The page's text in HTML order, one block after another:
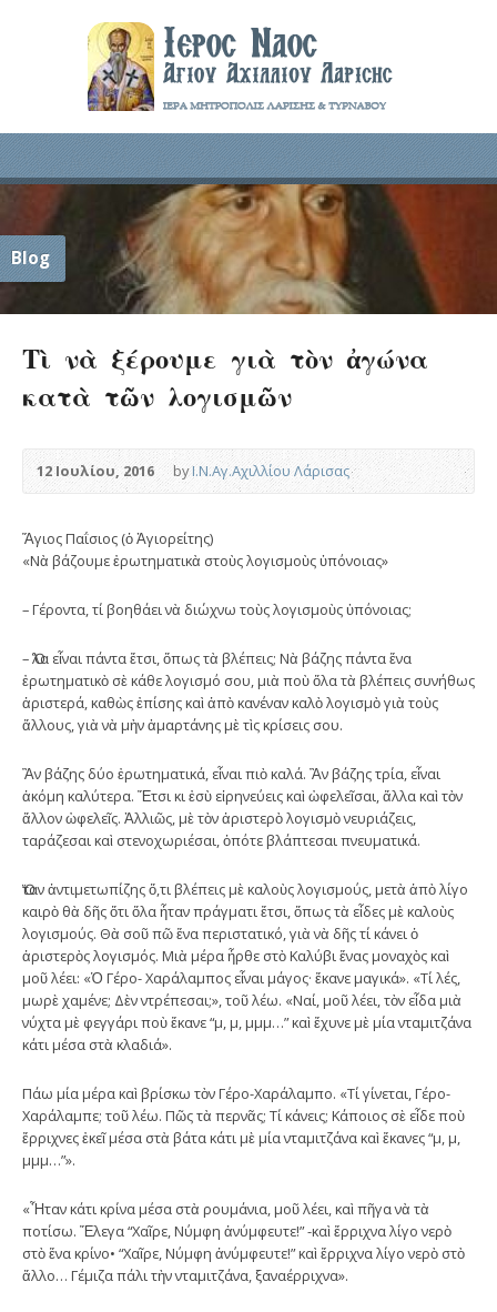
Blog
Τὶ νὰ ξέρουμε γιὰ τὸν ἀγώνα
κατὰ τῶν λογισμῶν
12 Ιουλίου, 2016 byΙ.Ν.Αγ.Αχιλλίου Λάρισας
Ἅγιος Παΐσιος (ὁ Ἁγιορείτης)
«Νὰ βάζουμε ἐρωτηματικὰ στοὺς λογισμοὺς ὑπόνοιας»
– Γέροντα, τί βοηθάει νὰ διώχνω τοὺς λογισμοὺς ὑπόνοιας;
– Ὅλα εἶναι πάντα ἔτσι, ὅπως τὰ βλέπεις; Νὰ βάζης πάντα ἕνα
ἐρωτηματικὸ σὲ κάθε λογισμό σου, μιὰ ποὺ ὅλα τὰ βλέπεις συνήθως
ἀριστερά, καθὼς ἐπίσης καὶ ἀπὸ κανέναν καλὸ λογισμὸ γιὰ τοὺς
ἄλλους, γιὰ νὰ μὴν ἁμαρτάνης μὲ τὶς κρίσεις σου.
Ἂν βάζης δύο ἐρωτηματικά, εἶναι πιὸ καλά. Ἂν βάζης τρία, εἶναι
ἀκόμη καλύτερα. Ἔτσι κι ἐσὺ εἰρηνεύεις καὶ ὠφελεῖσαι, ἄλλα καὶ τὸν
ἄλλον ὠφελεῖς. Ἀλλιῶς, μὲ τὸν ἀριστερὸ λογισμὸ νευριάζεις,
ταράζεσαι καὶ στενοχωριέσαι, ὁπότε βλάπτεσαι πνευματικά.
Ὅταν ἀντιμετωπίζης ὅ,τι βλέπεις μὲ καλοὺς λογισμούς, μετὰ ἀπὸ λίγο
καιρὸ θὰ δῆς ὅτι ὅλα ἦταν πράγματι ἔτσι, ὅπως τὰ εἶδες μὲ καλοὺς
λογισμούς. Θὰ σοῦ πῶ ἕνα περιστατικό, γιὰ νὰ δῆς τί κάνει ὁ
ἀριστερὸς λογισμός. Μιὰ μέρα ἦρθε στὸ Καλύβι ἕνας μοναχὸς καὶ
μοῦ λέει: «Ὁ Γέρο- Χαράλαμπος εἶναι μάγος· ἔκανε μαγικά». «Τί λές,
μωρὲ χαμένε; Δὲν ντρέπεσαι;», τοῦ λέω. «Ναί, μοῦ λέει, τὸν εἶδα μιὰ
νύχτα μὲ φεγγάρι ποὺ ἔκανε “μ, μ, μμμ…” καὶ ἔχυνε μὲ μία νταμιτζάνα
κάτι μέσα στὰ κλαδιά».
Πάω μία μέρα καὶ βρίσκω τὸν Γέρο-Χαράλαμπο. «Τί γίνεται, Γέρο-
Χαράλαμπε; τοῦ λέω. Πῶς τὰ περνᾶς; Τί κάνεις; Κάποιος σὲ εἶδε ποὺ
ἔρριχνες ἐκεῖ μέσα στὰ βάτα κάτι μὲ μία νταμιτζάνα καὶ ἔκανες “μ, μ,
μμμ…”».
«Ἦταν κάτι κρίνα μέσα στὰ ρουμάνια, μοῦ λέει, καὶ πῆγα νὰ τὰ
ποτίσω. Ἔλεγα “Χαῖρε, Νύμφη ἀνύμφευτε!” -καὶ ἔρριχνα λίγο νερὸ
στὸ ἕνα κρίνο• “Χαῖρε, Νύμφη ἀνύμφευτε!” καὶ ἔρριχνα λίγο νερὸ στὸ
ἄλλο… Γέμιζα πάλι τὴν νταμιτζάνα, ξαναέρριχνα».